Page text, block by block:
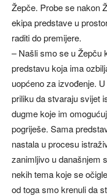
Žepče. Probe se nakon
ekipa predstave u
raditi do premijere.
– Našli smo se u Žepču
predstavu koja ima
uopćeno za izvođenje.
priliku da stvaraju svijet
dugme koje im
pogriješe. Sama
nastala u procesu
zanimljivo u današnjem
nekih tema koje se
od toga smo krenuli da